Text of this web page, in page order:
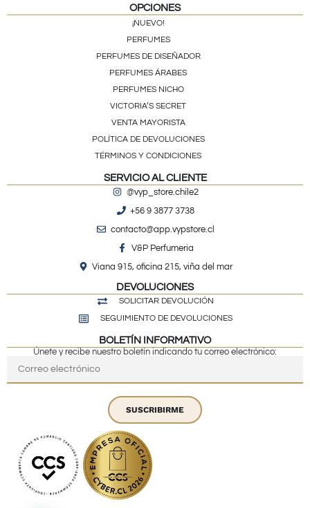
OPCIONES
¡NUEVO!
PERFUMES
PERFUMES DE DISEÑADOR
PERFUMES ÁRABES
PERFUMES NICHO
VICTORIA’S SECRET
VENTA MAYORISTA
POLÍTICA DE DEVOLUCIONES
TÉRMINOS Y CONDICIONES
SERVICIO AL CLIENTE
@vyp_store.chile2
+56 9 3877 3738
contacto@app.vypstore.cl
V&P Perfumeria
Viana 915, oficina 215, viña del mar
DEVOLUCIONES
SOLICITAR DEVOLUCIÓN
SEGUIMIENTO DE DEVOLUCIONES
BOLETÍN INFORMATIVO
Únete y recibe nuestro boletín indicando tu correo electrónico:
SUSCRIBIRME